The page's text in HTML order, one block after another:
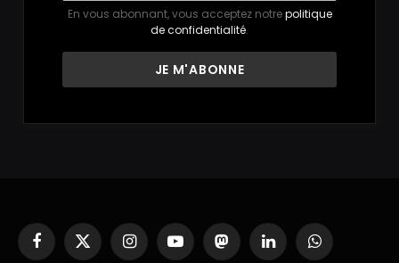
En vous abonnant, vous acceptez notrepolitique
de confidentialité.
Facebook
X
InstagramYouTubeMastodonLinkedInWhatsApp